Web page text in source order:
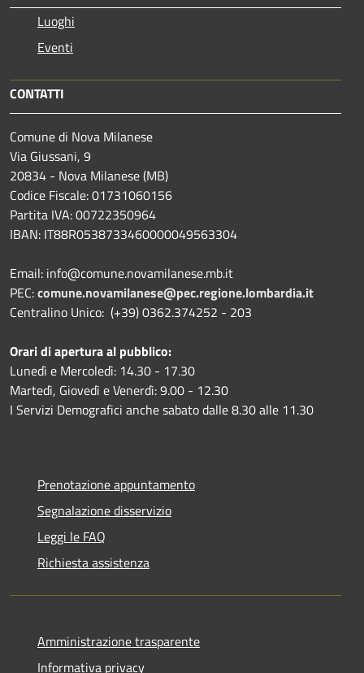
Luoghi
Eventi
CONTATTI
Comune di Nova Milanese
Via Giussani, 9
20834 - Nova Milanese (MB)
Codice Fiscale: 01731060156
Partita IVA: 00722350964
IBAN: IT88R0538733460000049563304
Email: info@comune.novamilanese.mb.it
PEC:comune.novamilanese@pec.regione.lombardia.it
Centralino Unico: (+39) 0362.374252 - 203
Orari di apertura al pubblico:
Lunedì e Mercoledì: 14.30 - 17.30
Martedì, Giovedì e Venerdì: 9.00 - 12.30
I Servizi Demografici anche sabato dalle 8.30 alle 11.30
Prenotazione appuntamento
Segnalazione disservizio
Leggi le FAQ
Richiesta assistenza
Amministrazione trasparente
Informativa privacy